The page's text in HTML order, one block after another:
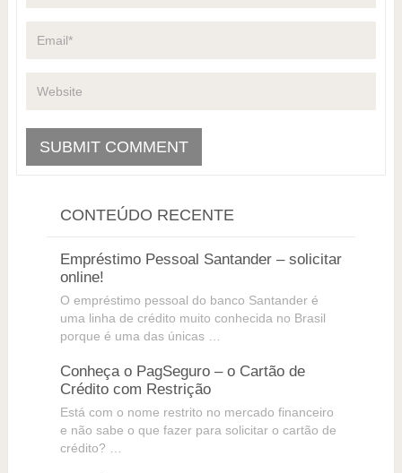
CONTEÚDO RECENTE
Empréstimo Pessoal Santander – solicitar
online!
O empréstimo pessoal do banco Santander é
uma linha de crédito muito conhecida no Brasil
porque é uma das únicas …
Conheça o PagSeguro – o Cartão de
Crédito com Restrição
Está com o nome restrito no mercado financeiro
e não sabe o que fazer para solicitar o cartão de
crédito? …